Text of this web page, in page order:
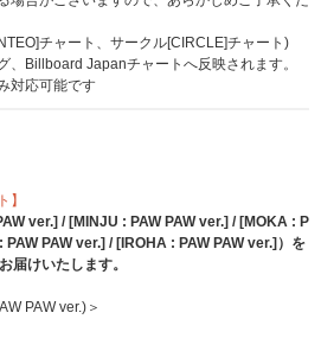
くなり次第予告なく配布終了になります。
セット、‘MAMIHLAPINATAPAI’ (PAW PAW v
購入のお客様はセット販売の商品ページから
つ単品で購入されてもセット購入特典は付き
チャート、サークル[CIRCLE]チャート)
、Billboard Japanチャートへ反映されます。
対応可能です
】
ver.] / [MINJU : PAW PAW ver.] / [MOKA : P
PAW PAW ver.] / [IROHA : PAW PAW ver.]）を
届けいたします。
PAW ver.)＞